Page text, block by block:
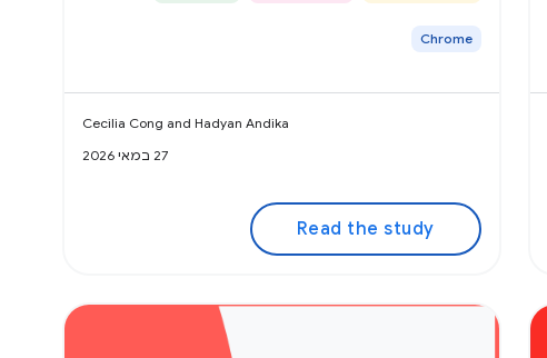
Chrome
Cecilia Cong and Hadyan Andika
27 במאי 2026
Read the study